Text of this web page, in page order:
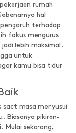
rumah
hal
terhadap
fokus mengurus
lebih maksimal.
untuk
kamu bisa tidur
saat masa menyusui
Biasanya pikiran-
Mulai sekarang,